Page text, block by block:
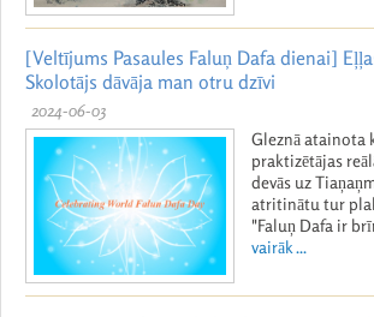
[Veltījums Pasaules Faluņ Dafa dienai]
Skolotājs dāvāja man otru dzīvi
2024-06-03
Gleznā atainota
praktizētājas
devās uz
atritinātu tur
"Faluņ Dafa ir
vairāk ...